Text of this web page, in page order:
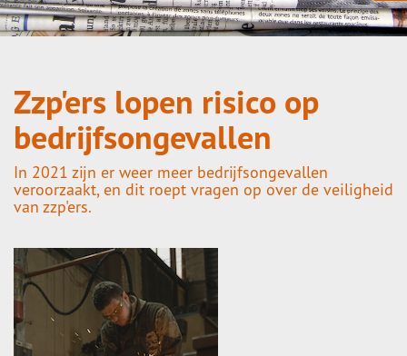
Zzp'ers lopen risico op
bedrijfsongevallen
In 2021 zijn er weer meer bedrijfsongevallen
veroorzaakt, en dit roept vragen op over de veiligheid
van zzp'ers.